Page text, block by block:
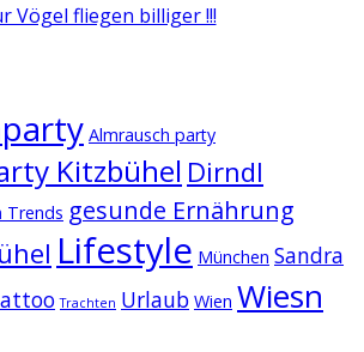
Vögel fliegen billiger !!!
Almrausch party
Kitzbühel Dirndl
Trends gesunde Ernährung
Lifestyle München Sandra
Trachten Urlaub Wien Wiesn